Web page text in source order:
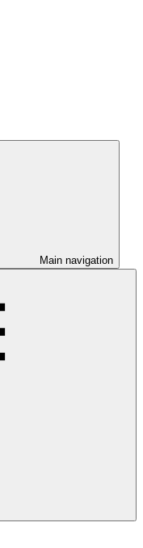
Main navigation